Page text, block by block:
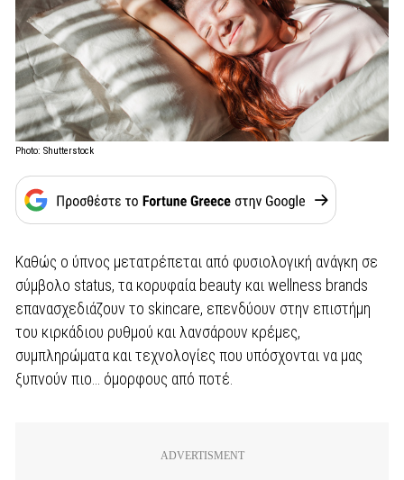
Photo: Shutterstock
Καθώς ο ύπνος μετατρέπεται από φυσιολογική ανάγκη σε
σύμβολο status, τα κορυφαία beauty και wellness brands
επανασχεδιάζουν το skincare, επενδύουν στην επιστήμη
του κιρκάδιου ρυθμού και λανσάρουν κρέμες,
συμπληρώματα και τεχνολογίες που υπόσχονται να μας
ξυπνούν πιο… όμορφους από ποτέ.